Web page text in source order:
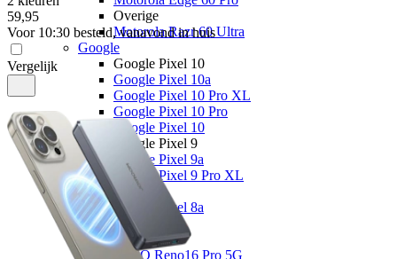
Overige
Motorola Razr 60 Ultra
Google
Google Pixel 10
Google Pixel 10a
Google Pixel 10 Pro XL
Google Pixel 10 Pro
Google Pixel 10
Google Pixel 9
Google Pixel 9a
Google Pixel 9 Pro XL
Overige
Google Pixel 8a
OPPO
OPPO Reno
OPPO Reno16 Pro 5G
59,95
Voor 10:30 besteld, vanavond in huis
Vergelijk